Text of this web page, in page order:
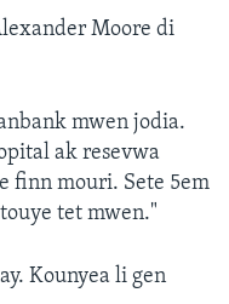
Moore di
mwen jodia.
ak resevwa
finn mouri. Sete 5em
tet mwen."
Kounyea li gen